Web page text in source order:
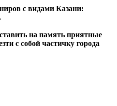
с видами Казани:
на память приятные
с собой частичку города